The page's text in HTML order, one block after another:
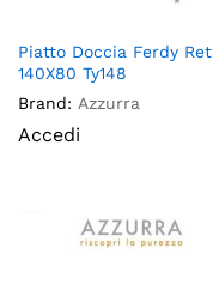
Piatto Doccia Ferdy Ret
140X80 Ty148
Brand: Azzurra
Accedi